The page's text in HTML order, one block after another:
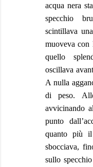
acqua nera
specchio
scintillava
muoveva con
quello
oscillava
A nulla
di peso.
avvicinando
punto
quanto più
sbocciava,
sullo